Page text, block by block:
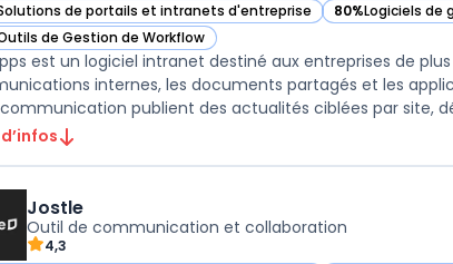
de portails et intranets d'entreprise
LumApps dans cette catégorie 80%Logiciels de
— voir LumApps
de Gestion de Workflow
LumApps dans cette catégorie
est un logiciel intranet destiné aux entreprises de
internes, les documents partagés et les
Jostle
Outil de communication et collaboration
4,3